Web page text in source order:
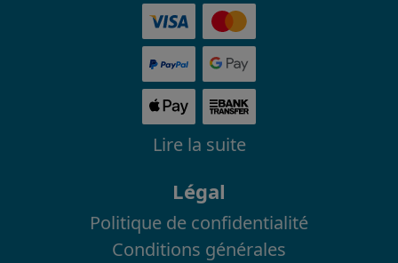
Lire la suite
Légal
Politique de confidentialité
Conditions générales